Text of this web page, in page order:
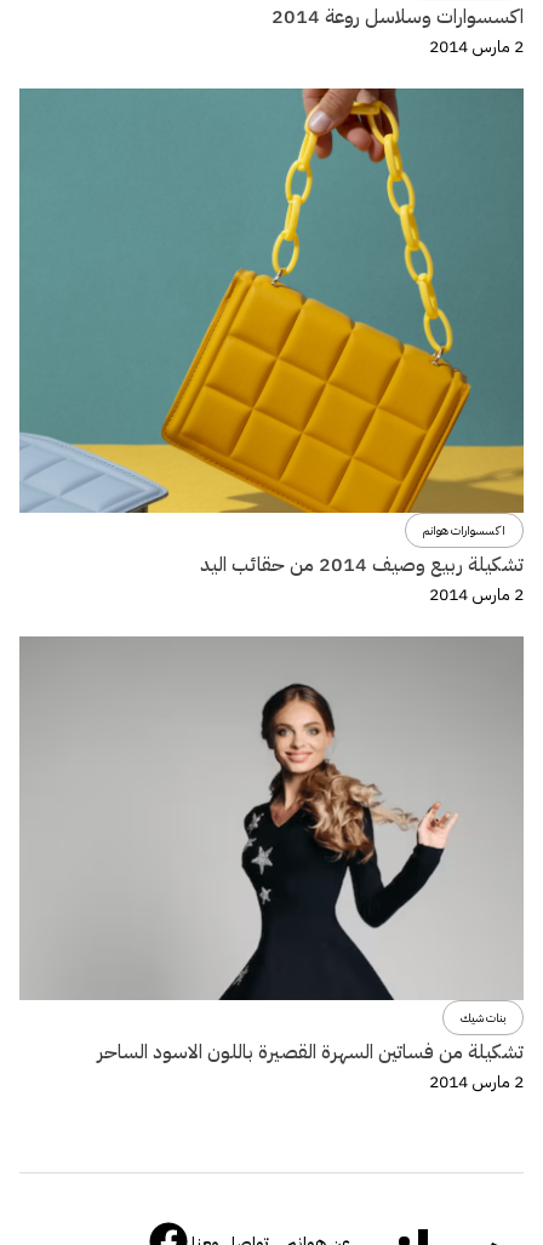
اكسسوارات وسلاسل روعة 2014
2 مارس 2014
اكسسوارات هوانم
تشكيلة ربيع وصيف 2014 من حقائب اليد
2 مارس 2014
بنات شيك
تشكيلة من فساتين السهرة القصيرة باللون الاسود الساحر
2 مارس 2014